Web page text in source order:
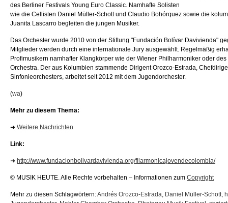
des Berliner Festivals Young Euro Classic. Namhafte Solisten
wie die Cellisten Daniel Müller-Schott und Claudio Bohórquez sowie die
Juanita Lascarro begleiten die jungen Musiker.
Das Orchester wurde 2010 von der Stiftung "Fundación Bolívar Davivienda"
Mitglieder werden durch eine internationale Jury ausgewählt. Regelmäßig
Profimusikern namhafter Klangkörper wie der Wiener Philharmoniker oder
Orchestra. Der aus Kolumbien stammende Dirigent Orozco-Estrada,
Sinfonieorchesters, arbeitet seit 2012 mit dem Jugendorchester.
(wa)
Mehr zu diesem Thema:
➜ Weitere Nachrichten
Link:
➜ http://www.fundacionbolivardavivienda.org/filarmonicajovendecolombia/
© MUSIK HEUTE. Alle Rechte vorbehalten – Informationen zum Copyright
Mehr zu diesen Schlagwörtern:Andrés Orozco-Estrada, Daniel Müller-Schott,